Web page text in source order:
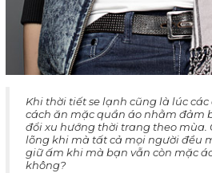
Khi thời tiết se lạnh cũng là lúc
cách ăn mặc quần áo nhằm đảm
đổi xu hướng thời trang theo mùa.
lõng khi mà tất cả mọi người đều
giữ ấm khi mà bạn vẫn còn mặc
không?